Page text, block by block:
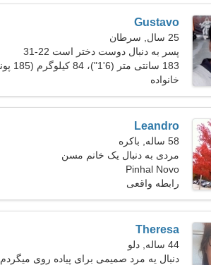
Gustavo
25 سال, سرطان
پسر به دنبال دوست دختر است 22-31
183 سانتی متر (6'1")، 84 کیلوگرم (185 پوند)
خانواده
Leandro
58 ساله, باکره
مردی به دنبال یک خانم مسن
Pinhal Novo
رابطه واقعی
Theresa
44 ساله, دلو
دنبال یه مرد صمیمی برای پیاده روی میگردم